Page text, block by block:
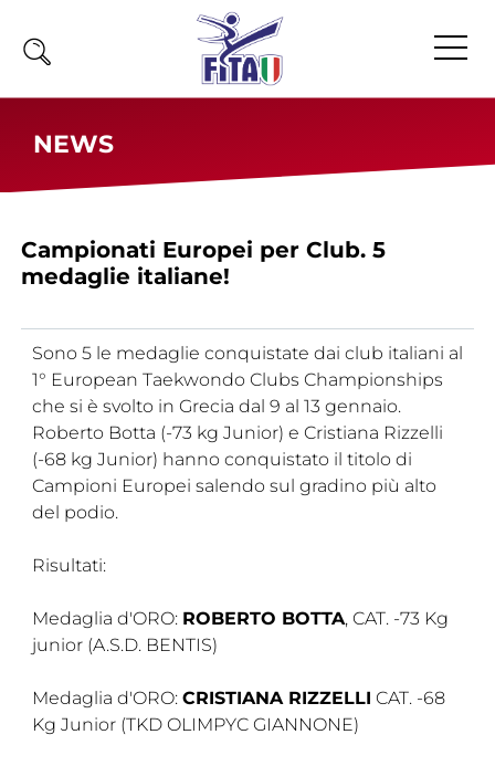
News
Atleti
Atleti Combattimento
Atleti Poomsae e Freestyle
Atleti Parataekwondo
Competizioni
Tesseramento
Licenze WT
Formazione
Amministrazione
Salute
NEWS
Campionati Europei per Club. 5
medaglie italiane!
Sono 5 le medaglie conquistate dai club italiani al
1° European Taekwondo Clubs Championships
che si è svolto in Grecia dal 9 al 13 gennaio.
Roberto Botta (-73 kg Junior) e Cristiana Rizzelli
(-68 kg Junior) hanno conquistato il titolo di
Campioni Europei salendo sul gradino più alto
del podio.
Risultati:
Medaglia d'ORO: ROBERTO BOTTA, CAT. -73 Kg
junior (A.S.D. BENTIS)
Medaglia d'ORO: CRISTIANA RIZZELLI CAT. -68
Kg Junior (TKD OLIMPYC GIANNONE)